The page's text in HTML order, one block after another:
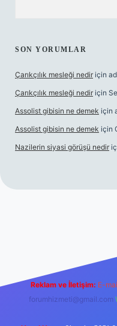
SON YORUMLAR
Çarıkçılık mesleği nedir için
Çarıkçılık mesleği nedir için
Assolist gibisin ne demek için
Assolist gibisin ne demek için
Nazilerin siyasi görüşü nedir
Reklam ve İletişim: E-
forumhizmeti@gmail.com